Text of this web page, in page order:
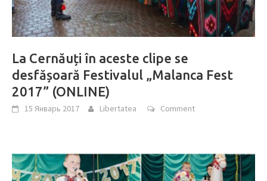
La Cernăuți în aceste clipe se
desfășoară Festivalul „Malanca Fest
2017” (ONLINE)
15 Январь 2017 Libertatea Comment